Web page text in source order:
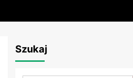
Szukaj